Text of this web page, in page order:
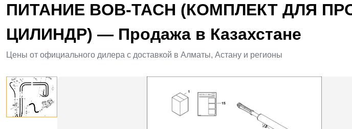
ПИТАНИЕ BOB-TACH (КОМПЛЕКТ ДЛЯ
ЦИЛИНДР) — Продажа в Казахстане
Цены от официального дилера с доставкой в Алматы, Астану и регионы